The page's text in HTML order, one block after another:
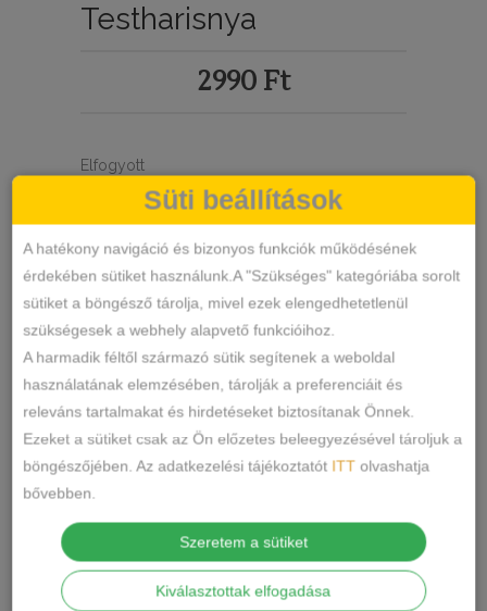
Testharisnya
2990 Ft
Elfogyott
KATEGÓRIA Sexy
Márka:Ollike
MEGOSZTÁS
LEÍRÁS
Anyaga : 88% poliamid, 12 % elastan ,
rugalmas puha anyag.
Gyártó : Ollike
méretig nyúlik/
Erotikus testharisnya .
Süti beállítások
A hatékony navigáció és bizonyos funkciók működésének
érdekében sütiket használunk.A "Szükséges" kategóriába sorolt
sütiket a böngésző tárolja, mivel ezek elengedhetetlenül
szükségesek a webhely alapvető funkcióihoz.
A harmadik féltől származó sütik segítenek a weboldal
használatának elemzésében, tárolják a preferenciáit és
releváns tartalmakat és hirdetéseket biztosítanak Önnek.
Ezeket a sütiket csak az Ön előzetes beleegyezésével tároljuk a
böngészőjében. Az adatkezelési tájékoztatót ITT olvashatja
bővebben.
Szeretem a sütiket
Kiválasztottak elfogadása